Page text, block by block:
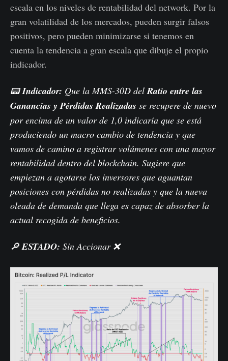
escala en los niveles de rentabilidad del network. Por la
gran volatilidad de los mercados, pueden surgir falsos
positivos, pero pueden minimizarse si tenemos en
cuenta la tendencia a gran escala que dibuje el propio
indicador.
📟Indicador: Que la MMS-30D del Ratio entre las
Ganancias y Pérdidas Realizadas se recupere de nuevo
por encima de un valor de 1,0 indicaría que se está
produciendo un macro cambio de tendencia y que
vamos de camino a registrar volúmenes con una mayor
rentabilidad dentro del blockchain. Sugiere que
empiezan a agotarse los inversores que aguantan
posiciones con pérdidas no realizadas y que la nueva
oleada de demanda que llega es capaz de absorber la
actual recogida de beneficios.
🔎ESTADO: Sin Accionar ❌